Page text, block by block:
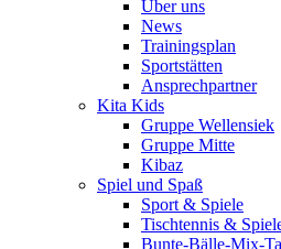
Über uns
News
Trainingsplan
Sportstätten
Ansprechpartner
Kita Kids
Gruppe Wellensiek
Gruppe Mitte
Kibaz
Spiel und Spaß
Sport & Spiele
Tischtennis &
Bunte-Bälle-Mix-